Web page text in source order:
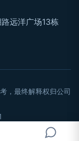
远洋广场13栋
，最终解释权归公司